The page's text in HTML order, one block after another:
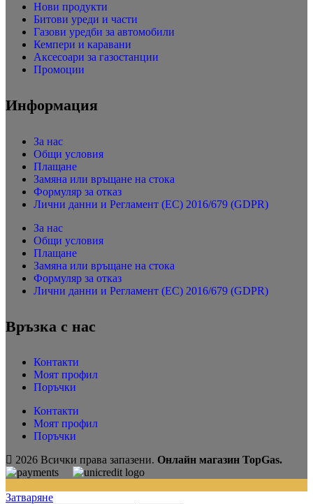
Нови продукти
Битови уреди и части
Газови уредби за автомобили
Кемпери и каравани
Аксесоари за газостанции
Промоции
Информация
За нас
Общи условия
Плащане
Замяна или връщане на стока
Формуляр за отказ
Лични данни и Регламент (ЕС) 2016/679 (GDPR)
За нас
Общи условия
Плащане
Замяна или връщане на стока
Формуляр за отказ
Лични данни и Регламент (ЕС) 2016/679 (GDPR)
Връзка с нас
Контакти
Моят профил
Поръчки
Контакти
Моят профил
Поръчки
2026 Всички права запазени. Онлайн магазин TopGas.
Затваряне